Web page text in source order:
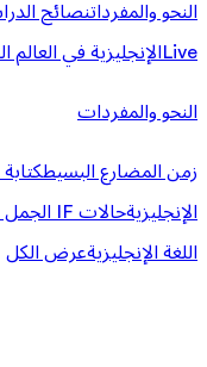
النحو والمفرداتنصائح
Liveالإنجليزية في العالم
النحو والمفردات
زمن المضارع البسيطكتابة
الإنجليزيةحالات IF الجمل الشرطية في اللغة الإنجليزية
اللغة الإنجليزيةعرض الكل